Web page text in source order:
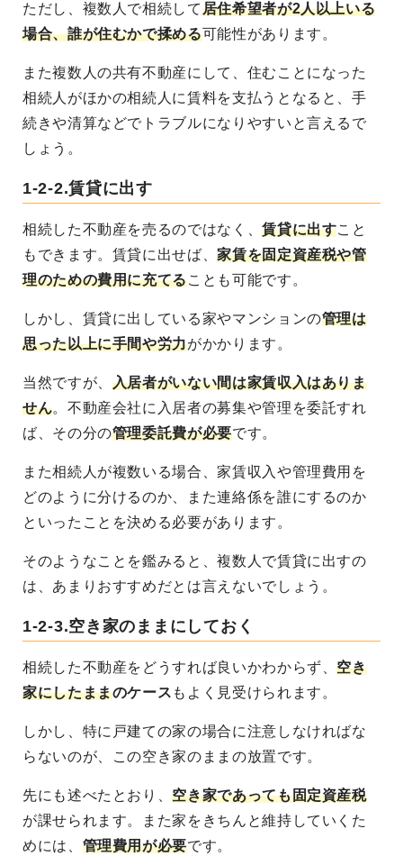
ただし、複数人で相続して居住希望者が2人以上いる
場合、誰が住むかで揉める可能性があります。
また複数人の共有不動産にして、住むことになった
相続人がほかの相続人に賃料を支払うとなると、手
続きや清算などでトラブルになりやすいと言えるで
しょう。
1-2-2.賃貸に出す
相続した不動産を売るのではなく、賃貸に出すこと
もできます。賃貸に出せば、家賃を固定資産税や管
理のための費用に充てることも可能です。
しかし、賃貸に出している家やマンションの管理は
思った以上に手間や労力がかかります 。
当然ですが、 入居者がいない間は家賃収入はありま
せん。不動産会社に入居者の募集や管理を委託すれ
ば、その分の管理委託費が必要です。
また相続人が複数いる場合、家賃収入や管理費用を
どのように分けるのか、また連絡係を誰にするのか
といったことを決める必要があります。
そのようなことを鑑みると、複数人で賃貸に出すの
は、あまりおすすめだとは言えないでしょう。
1-2-3.空き家のままにしておく
相続した不動産をどうすれば良いかわからず、空き
家にしたままのケース もよく見受けられます。
しかし、特に戸建ての家の場合に注意しなければな
らないのが、この空き家のままの放置です。
先にも述べたとおり、空き家であっても固定資産税
が課せられます。また家をきちんと維持していくた
めには、 管理費用が必要です。